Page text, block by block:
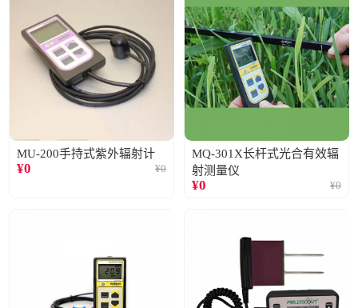
MU-200手持式紫外辐射计
¥0 ¥0
MQ-301X长杆式光合有效辐
射测量仪
¥0 ¥0